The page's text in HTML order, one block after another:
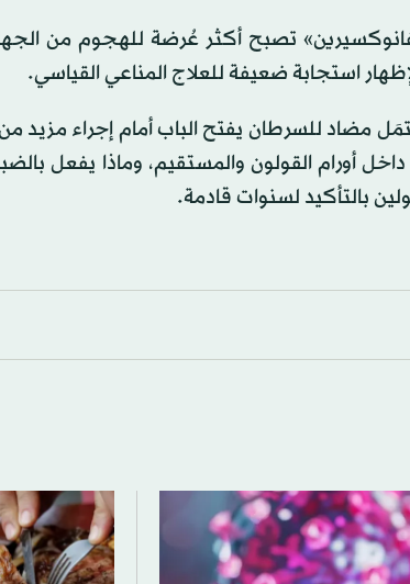
تصبح أكثر عُرضة للهجوم من
استجابة ضعيفة للعلاج المناعي القياسي.
مضاد للسرطان يفتح الباب أمام إجراء مزيد
داخل أورام القولون والمستقيم، وماذا يفعل
بالتأكيد لسنوات قادمة.